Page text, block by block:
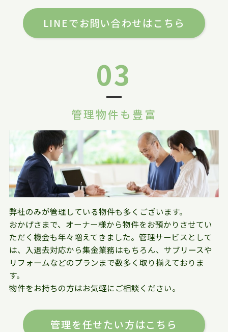
LINEでお問い合わせはこちら
03
管理物件も豊富
弊社のみが管理している物件も多くございます。
おかげさまで、オーナー様から物件をお預かりさせてい
ただく機会も年々増えてきました。管理サービスとして
は、入退去対応から集金業務はもちろん、サブリースや
リフォームなどのプランまで数多く取り揃えておりま
す。
物件をお持ちの方はお気軽にご相談ください。
管理を任せたい方はこちら